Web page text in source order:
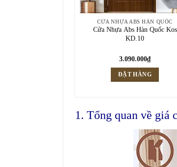
CỬA NHỰA ABS HÀN QUỐC
Cửa Nhựa Abs Hàn Quốc Kos
KD.10
3.090.000₫
ĐẶT HÀNG
1. Tổng quan về giá